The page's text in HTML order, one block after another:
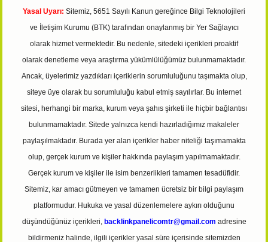
Yasal Uyarı: Sitemiz, 5651 Sayılı Kanun gereğince Bilgi Teknolojileri
ve İletişim Kurumu (BTK) tarafından onaylanmış bir Yer Sağlayıcı
olarak hizmet vermektedir. Bu nedenle, sitedeki içerikleri proaktif
olarak denetleme veya araştırma yükümlülüğümüz bulunmamaktadır.
Ancak, üyelerimiz yazdıkları içeriklerin sorumluluğunu taşımakta olup,
siteye üye olarak bu sorumluluğu kabul etmiş sayılırlar. Bu internet
sitesi, herhangi bir marka, kurum veya şahıs şirketi ile hiçbir bağlantısı
bulunmamaktadır. Sitede yalnızca kendi hazırladığımız makaleler
paylaşılmaktadır. Burada yer alan içerikler haber niteliği taşımamakta
olup, gerçek kurum ve kişiler hakkında paylaşım yapılmamaktadır.
Gerçek kurum ve kişiler ile isim benzerlikleri tamamen tesadüfidir.
Sitemiz, kar amacı gütmeyen ve tamamen ücretsiz bir bilgi paylaşım
platformudur. Hukuka ve yasal düzenlemelere aykırı olduğunu
düşündüğünüz içerikleri, backlinkpanelicomtr@gmail.com adresine
bildirmeniz halinde, ilgili içerikler yasal süre içerisinde sitemizden